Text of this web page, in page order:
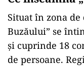
Managerul
declarat că
reprezintă „o
circuit digital